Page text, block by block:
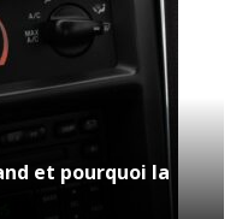
et pourquoi la